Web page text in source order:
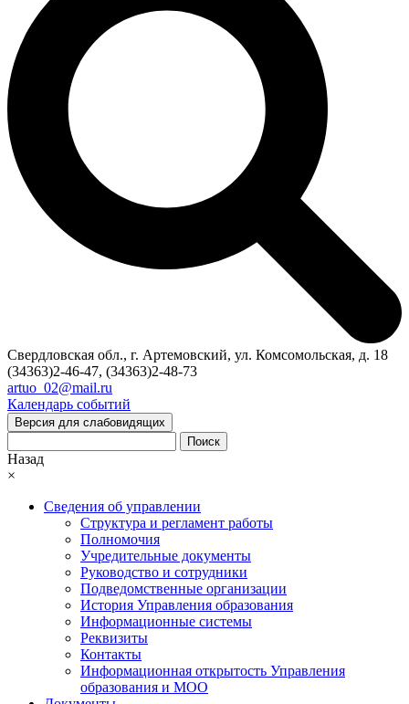
Свердловская обл., г. Артемовский, ул. Комсомольская, д. 18
(34363)2-46-47, (34363)2-48-73
artuo_02@mail.ru
Календарь событий
Версия для слабовидящих
Поиск
Назад
×
Сведения об управлении
Структура и регламент работы
Полномочия
Учредительные документы
Руководство и сотрудники
Подведомственные организации
История Управления образования
Информационные системы
Реквизиты
Контакты
Информационная открытость Управления
образования и МОО